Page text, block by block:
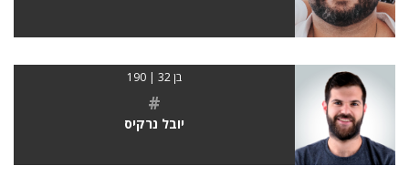
בן 32 | 190
#
יובל נרקיס